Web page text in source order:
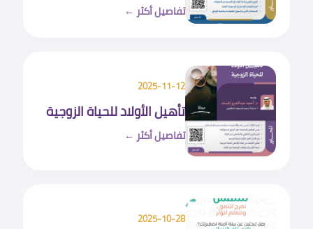
تفاصيل أكثر ←
2025-11-12
تأهيل الأولاد للحياة الزوجية
تفاصيل أكثر ←
2025-10-28